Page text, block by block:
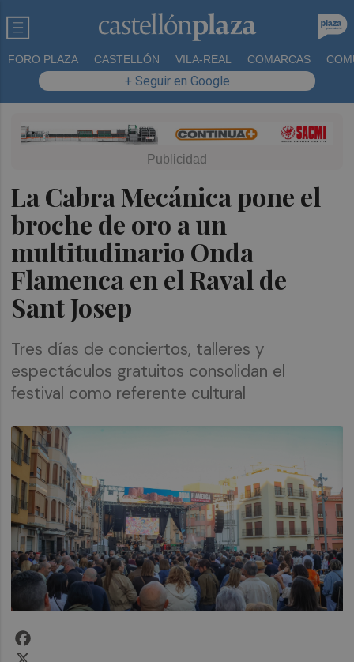
FORO PLAZA CASTELLÓN VILA-REAL COMARCAS
+ Seguir en Google
La Cabra Mecánica pone el
broche de oro a un
multitudinario Onda
Flamenca en el Raval de
Sant Josep
Tres días de conciertos, talleres y
espectáculos gratuitos consolidan el
festival como referente cultural